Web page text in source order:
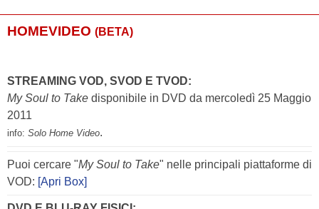
HOMEVIDEO (BETA)
STREAMING VOD, SVOD E TVOD:
My Soul to Take disponibile in DVD da mercoledì 25 Maggio
2011
info: Solo Home Video.
Puoi cercare "My Soul to Take" nelle principali piattaforme di
VOD: [Apri Box]